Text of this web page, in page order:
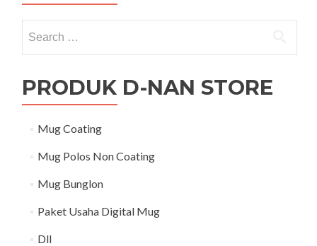
PRODUK D-NAN STORE
Mug Coating
Mug Polos Non Coating
Mug Bunglon
Paket Usaha Digital Mug
Dll